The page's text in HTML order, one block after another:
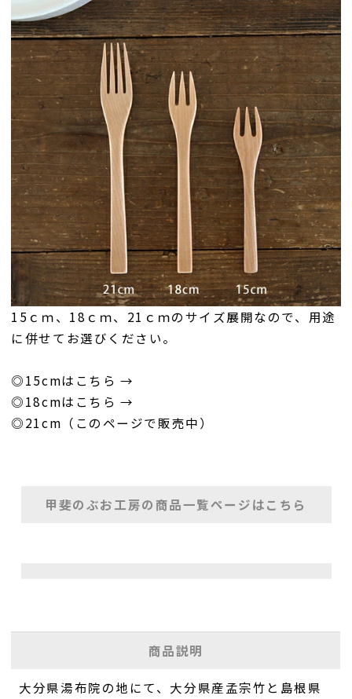
15ｃｍ、18ｃｍ、21ｃｍのサイズ展開なので、用途
に併せてお選びください。
◎15cmはこちら →
◎18cmはこちら →
◎21cm（このページで販売中）
甲斐のぶお工房の商品一覧ページはこちら
商品説明
大分県湯布院の地にて、大分県産孟宗竹と島根県